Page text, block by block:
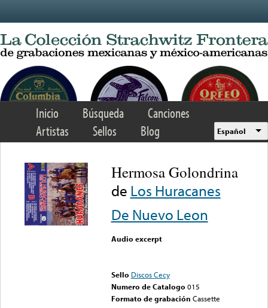
Inicio Búsqueda
Canciones
Artistas
Sellos Blog Español
Hermosa Golondrina
de Los Huracanes
De Nuevo Leon
Audio excerpt
Sello Discos Cecy
Numero de Catalogo 015
Formato de grabación Cassette